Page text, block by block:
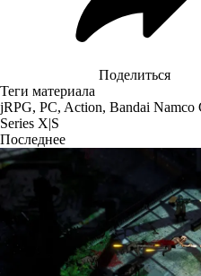
Поделиться
Теги материала
jRPG, PC, Action, Bandai Namco
Series X|S
Последнее